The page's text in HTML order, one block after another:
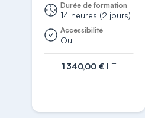
Durée de formation
14 heures (2 jours)
Accessibilité
Oui
1 340,00 € HT